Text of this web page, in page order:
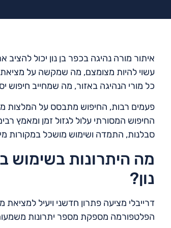
איתור מורה נהיגה בכפר בן נון יכול
עשוי להיות מצומצם, מה שמקשה על מציאת
כל מורי הנהיגה באזור, מה שמחייב חיפוש
פעמים רבות, החיפוש מתבסס על המלצות
החיפוש המסורתי עלול לגזול זמן ומאמץ
סבלנות, התמדה ושימוש מושכל במקורות
מה היתרונות בשימוש
נון?
דרייבלי מציעה פתרון חדשני ויעיל
הפלטפורמה מספקת מספר יתרונות